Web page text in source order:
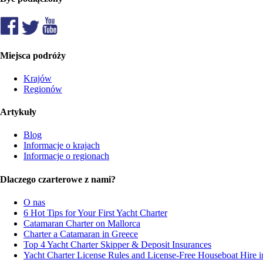
Miejsca podróży
Krajów
Regionów
Artykuły
Blog
Informacje o krajach
Informacje o regionach
Dlaczego czarterowe z nami?
O nas
6 Hot Tips for Your First Yacht Charter
Catamaran Charter on Mallorca
Charter a Catamaran in Greece
Top 4 Yacht Charter Skipper & Deposit Insurances
Yacht Charter License Rules and License-Free Houseboat Hire